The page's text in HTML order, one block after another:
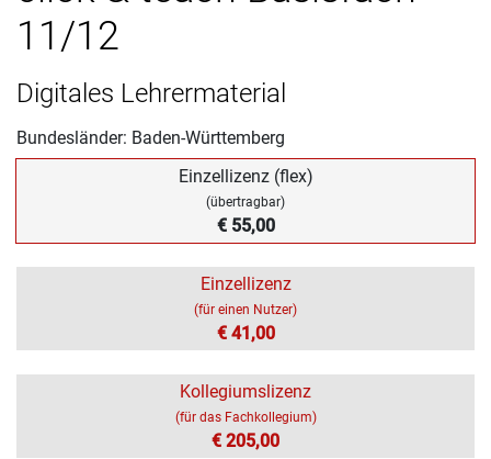
11/12
Digitales Lehrermaterial
Bundesländer: Baden-Württemberg
Einzellizenz (flex)
(übertragbar)
€ 55,00
Einzellizenz
(für einen Nutzer)
€ 41,00
Kollegiumslizenz
(für das Fachkollegium)
€ 205,00